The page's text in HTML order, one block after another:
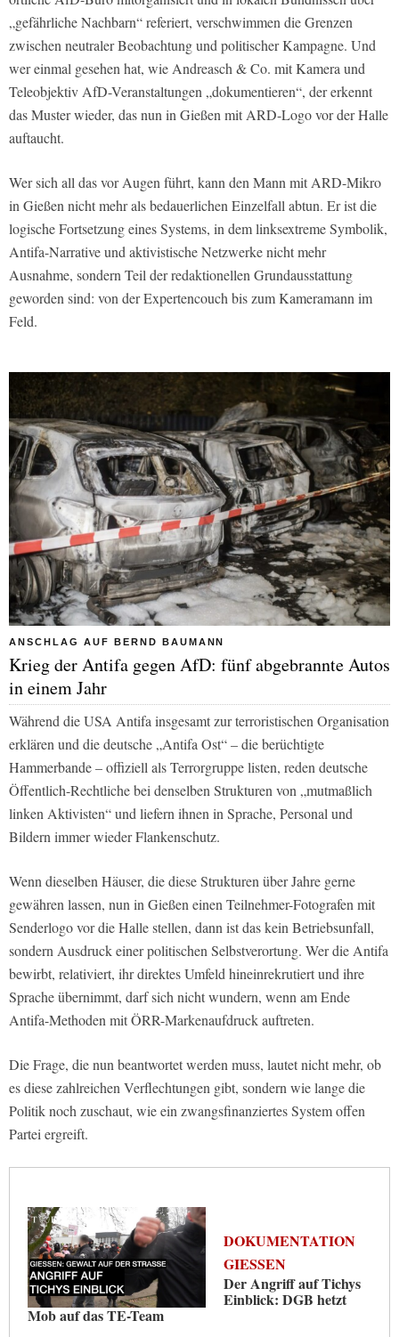
„gefährliche Nachbarn“ referiert, verschwimmen die Grenzen
zwischen neutraler Beobachtung und politischer Kampagne. Und
wer einmal gesehen hat, wie Andreasch & Co. mit Kamera und
Teleobjektiv AfD-Veranstaltungen „dokumentieren“, der erkennt
das Muster wieder, das nun in Gießen mit ARD-Logo vor der Halle
auftaucht.
Wer sich all das vor Augen führt, kann den Mann mit ARD-Mikro
in Gießen nicht mehr als bedauerlichen Einzelfall abtun. Er ist die
logische Fortsetzung eines Systems, in dem linksextreme Symbolik,
Antifa-Narrative und aktivistische Netzwerke nicht mehr
Ausnahme, sondern Teil der redaktionellen Grundausstattung
geworden sind: von der Expertencouch bis zum Kameramann im
Feld.
ANSCHLAG AUF BERND BAUMANN
Krieg der Antifa gegen AfD: fünf abgebrannte Autos
in einem Jahr
Während die USA Antifa insgesamt zur terroristischen Organisation
erklären und die deutsche „Antifa Ost“ – die berüchtigte
Hammerbande – offiziell als Terrorgruppe listen, reden deutsche
Öffentlich-Rechtliche bei denselben Strukturen von „mutmaßlich
linken Aktivisten“ und liefern ihnen in Sprache, Personal und
Bildern immer wieder Flankenschutz.
Wenn dieselben Häuser, die diese Strukturen über Jahre gerne
gewähren lassen, nun in Gießen einen Teilnehmer-Fotografen mit
Senderlogo vor die Halle stellen, dann ist das kein Betriebsunfall,
sondern Ausdruck einer politischen Selbstverortung. Wer die Antifa
bewirbt, relativiert, ihr direktes Umfeld hineinrekrutiert und ihre
Sprache übernimmt, darf sich nicht wundern, wenn am Ende
Antifa-Methoden mit ÖRR-Markenaufdruck auftreten.
Die Frage, die nun beantwortet werden muss, lautet nicht mehr, ob
es diese zahlreichen Verflechtungen gibt, sondern wie lange die
Politik noch zuschaut, wie ein zwangsfinanziertes System offen
Partei ergreift.
DOKUMENTATION
GIESSEN
Der Angriff auf Tichys
Einblick: DGB hetzt
Mob auf das TE-Team